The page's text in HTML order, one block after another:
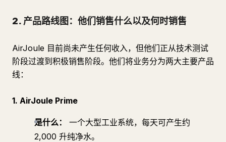
2. 产品路线图：他们销售什么以及何时销售
AirJoule 目前尚未产生任何收入，但他们正从技术测试
阶段过渡到积极销售阶段。他们将业务分为两大主要产品
线：
1. AirJoule Prime
是什么：
一个大型工业系统，每天可产生约
2,000 升纯净水。